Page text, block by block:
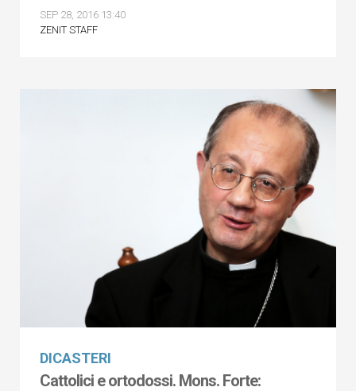
SEP 28, 2016 13:40
ZENIT STAFF
DICASTERI
Cattolici e ortodossi. Mons. Forte: